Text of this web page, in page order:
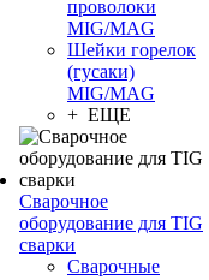
проволоки
MIG/MAG
Шейки горелок
(гусаки)
MIG/MAG
+ ЕЩЕ
Сварочное
оборудование для TIG
сварки
Сварочные